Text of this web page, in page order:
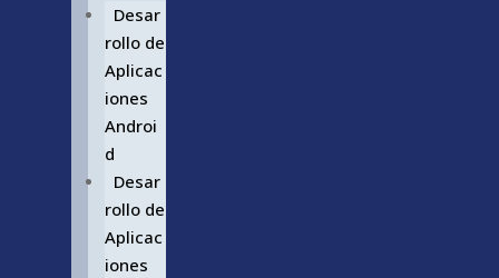
Desar
rollo de
Aplicac
iones
Androi
d
Desar
rollo de
Aplicac
iones